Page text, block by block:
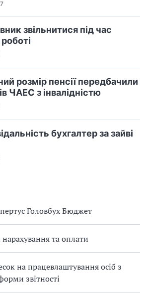
Головбух Бюджет
та оплати
на працевлаштування осіб з
звітності
звільнитися під час
розмір пенсії передбачили
ЧАЕС з інвалідністю
бухгалтер за зайві